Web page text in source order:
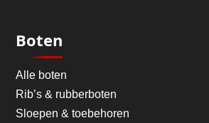
Boten
Alle boten
Rib’s & rubberboten
Sloepen & toebehoren